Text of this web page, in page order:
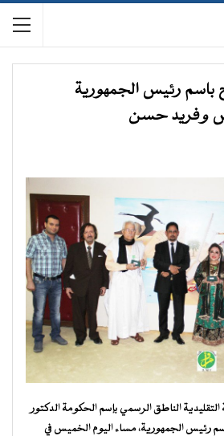
باسم رئيس الجمهورية
وفريد حسن
الناطق الرسمي بإسم الحكومة الدكتور
رئيس الجمهورية، مساء اليوم الخميس في